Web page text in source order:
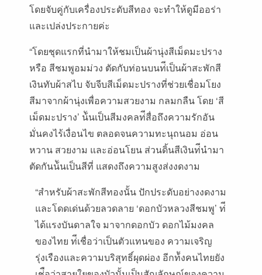
โดยจับคู่กับเครื่องประดับสีทอง จะทําให้ดูมีออร่า
และเปล่งประกายค่ะ
“โดยชุดแรกที่นํามาให้ชมเป็นผ้านุ่งสีเม็ดมะปราง
หรือ สีชมพูอมม่วง ตัดกับท่อนบนท่ีเป็นผ้าสะพักสี
เงินทับผ้าสไบ จับจีบสีเม็ดมะปรางที่ช่วยเชื่อมโยง
สีมาจากผ้านุ่งเพื่อความสวยงาม กลมกลืน โดย ‘สี
เม็ดมะปราง’ น้ันเป็นสีมงคลท่ีสื่อถึงความรักอัน
มั่นคงไร้เงื่อนไข ตลอดจนความทะนุถนอม อ่อน
หวาน สวยงาม และอ่อนโยน ส่วนดิ้นสีเงินท่ีนํามา
ตัดกันน้ันเป็นสีที่ แสดงถึงความสูงส่งงดงาม
“สําหรับผ้าสะพักสีทองนั้น ปักประดับอย่างงดงาม
และโดดเด่นด้วยลวดลาย ‘ดอกบัวหลวงสีชมพู’ ท่ี
ได้แรงบันดาลใจ มาจากดอกบัว ดอกไม้มงคล
ของไทย ท่ีเชื่อว่าเป็นตัวแทนของ ความเจริญ
รุ่งเรืองและความบริสุทธิ์ผุดผ่อง อีกท้ังคนไทยยัง